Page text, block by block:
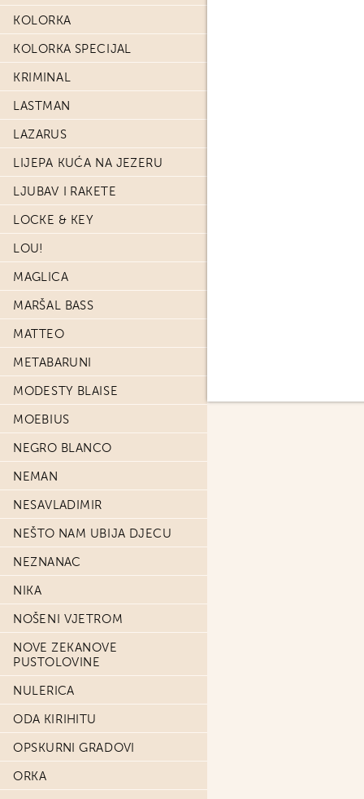
KOLORKA
KOLORKA SPECIJAL
KRIMINAL
LASTMAN
LAZARUS
LIJEPA KUĆA NA JEZERU
LJUBAV I RAKETE
LOCKE & KEY
LOU!
MAGLICA
MARŠAL BASS
MATTEO
METABARUNI
MODESTY BLAISE
MOEBIUS
NEGRO BLANCO
NEMAN
NESAVLADIMIR
NEŠTO NAM UBIJA DJECU
NEZNANAC
NIKA
NOŠENI VJETROM
NOVE ZEKANOVE
PUSTOLOVINE
NULERICA
ODA KIRIHITU
OPSKURNI GRADOVI
ORKA